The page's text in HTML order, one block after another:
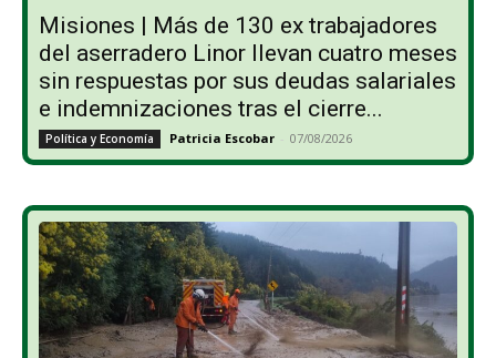
Misiones | Más de 130 ex trabajadores
del aserradero Linor llevan cuatro meses
sin respuestas por sus deudas salariales
e indemnizaciones tras el cierre...
Política y Economía Patricia Escobar - 07/08/2026